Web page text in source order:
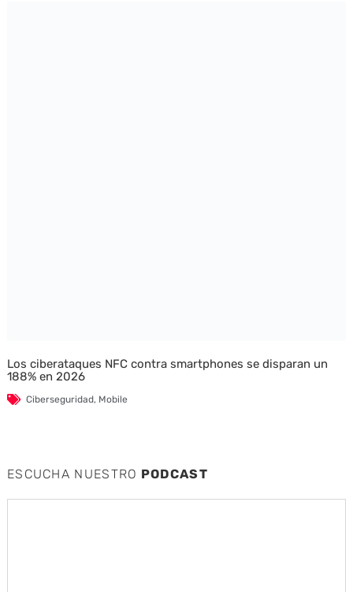
Los ciberataques NFC contra smartphones se disparan un
188% en 2026
Ciberseguridad, Mobile
ESCUCHA NUESTRO PODCAST